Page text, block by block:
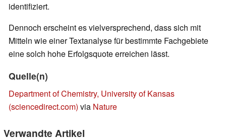
identifiziert.
Dennoch erscheint es vielversprechend, dass sich mit
Mitteln wie einer Textanalyse für bestimmte Fachgebiete
eine solch hohe Erfolgsquote erreichen lässt.
Quelle(n)
Department of Chemistry, University of Kansas
(sciencedirect.com) via Nature
Verwandte Artikel